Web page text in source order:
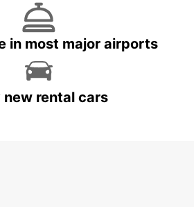
in most major airports
new rental cars